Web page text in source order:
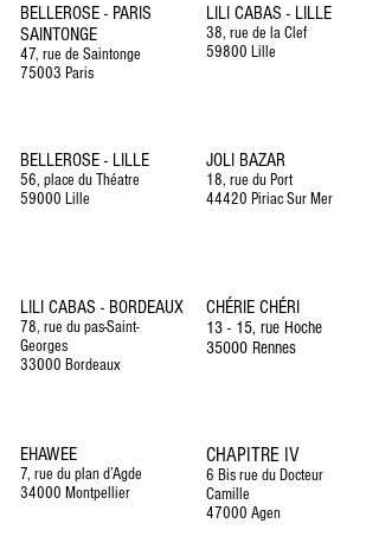
BELLEROSE - PARIS
SAINTONGE
47, rue de Saintonge
75003 Paris
BELLEROSE - LILLE
56, place du Théatre
59000 Lille
LILI CABAS - BORDEAUX
78, rue du pas-Saint-
Georges
33000 Bordeaux
EHAWEE
7, rue du plan d’Agde
34000 Montpellier
LILI CABAS - LILLE
38, rue de la Clef
59800 Lille
JOLI BAZAR
18, rue du Port
44420 Piriac Sur Mer
CHÉRIE CHÉRI
13 - 15, rue Hoche
35000 Rennes
CHAPITRE IV
6 Bis rue du Docteur
Camille
47000 Agen